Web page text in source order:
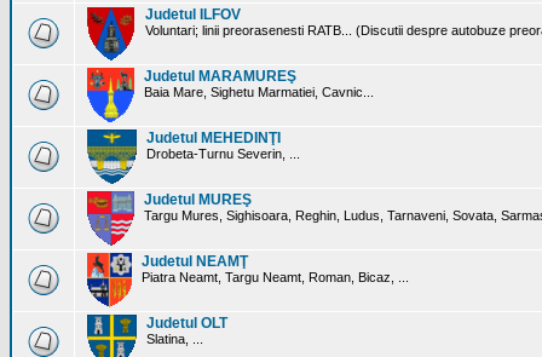
Judetul ILFOV
Voluntari; linii preorasenesti RATB... (Discutii despre autobuze
Judetul MARAMUREŞ
Baia Mare, Sighetu Marmatiei, Cavnic...
Judetul MEHEDINŢI
Drobeta-Turnu Severin, ...
Judetul MUREŞ
Targu Mures, Sighisoara, Reghin, Ludus, Tarnaveni, Sovata,
Judetul NEAMŢ
Piatra Neamt, Targu Neamt, Roman, Bicaz, ...
Judetul OLT
Slatina, ...